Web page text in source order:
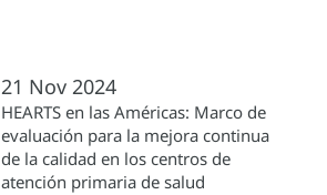
21 Nov 2024
HEARTS en las Américas: Marco de
evaluación para la mejora continua
de la calidad en los centros de
atención primaria de salud